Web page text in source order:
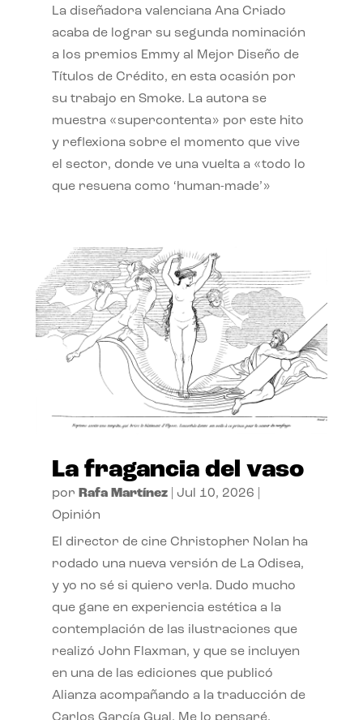
La diseñadora valenciana Ana Criado
acaba de lograr su segunda nominación
a los premios Emmy al Mejor Diseño de
Títulos de Crédito, en esta ocasión por
su trabajo en Smoke. La autora se
muestra «supercontenta» por este hito
y reflexiona sobre el momento que vive
el sector, donde ve una vuelta a «todo lo
que resuena como ‘human-made’»
La fragancia del vaso
por Rafa Martínez| Jul 10, 2026
Opinión
El director de cine Christopher Nolan ha
rodado una nueva versión de La Odisea,
y yo no sé si quiero verla. Dudo mucho
que gane en experiencia estética a la
contemplación de las ilustraciones que
realizó John Flaxman, y que se incluyen
en una de las ediciones que publicó
Alianza acompañando a la traducción de